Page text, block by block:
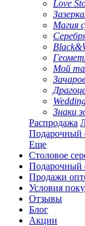
Love
Магия
Мой
Знаки
Распродажа
Подарочный
Еще
Столовое
Подарочный
Продажи
Условия
Отзывы
Блог
Акции